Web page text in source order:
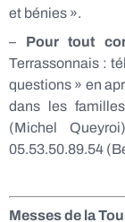
et bénies ».
– Pour tout
Terrassonnais :
questions » en
dans les
(Michel
05.53.50.89.54
Messes de la